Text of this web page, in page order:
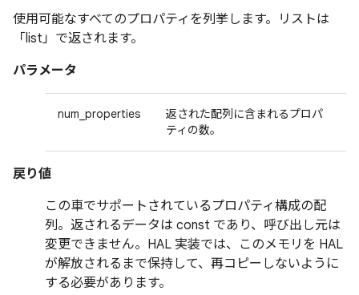
使用可能なすべてのプロパティを列挙します。リストは
「list」で返されます。
パラメータ
num_properties
返された配列に含まれるプロパ
ティの数。
戻り値
この車でサポートされているプロパティ構成の配
列。返されるデータは const であり、呼び出し元は
変更できません。HAL 実装では、このメモリを HAL
が解放されるまで保持して、再コピーしないように
する必要があります。